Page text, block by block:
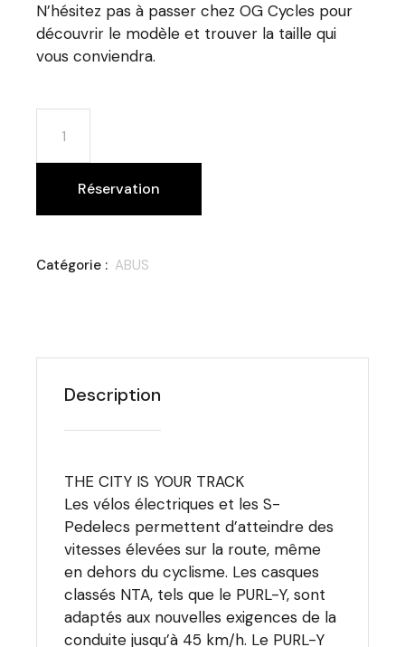
N’hésitez pas à passer chez OG Cycles pour
découvrir le modèle et trouver la taille qui
vous conviendra.
Réservation
Catégorie : ABUS
Description
THE CITY IS YOUR TRACK
Les vélos électriques et les S-
Pedelecs permettent d’atteindre des
vitesses élevées sur la route, même
en dehors du cyclisme. Les casques
classés NTA, tels que le PURL-Y, sont
adaptés aux nouvelles exigences de la
conduite jusqu’à 45 km/h. Le PURL-Y